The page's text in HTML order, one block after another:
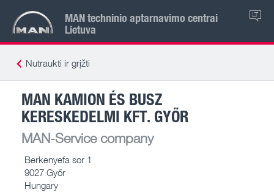
MAN techninio aptarnavimo centrai
Lietuva
LT
Nutraukti ir grįžti
MAN KAMION ÉS BUSZ
KERESKEDELMI KFT. GYŐR
MAN-Service company
Berkenyefa sor 1
9027 Győr
Hungary